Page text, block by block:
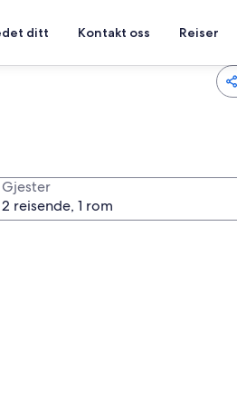
ditt Kontakt oss Reiser
Gjester